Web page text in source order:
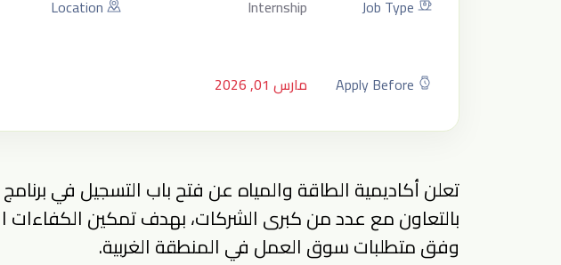
Job Type
Internship
Location
Apply Before
مارس 01, 2026
تعلن أكاديمية الطاقة والمياه عن فتح باب التسجيل في
بالتعاون مع عدد من كبرى الشركات، بهدف تمكين الكفاءات
وفق متطلبات سوق العمل في المنطقة الغربية.